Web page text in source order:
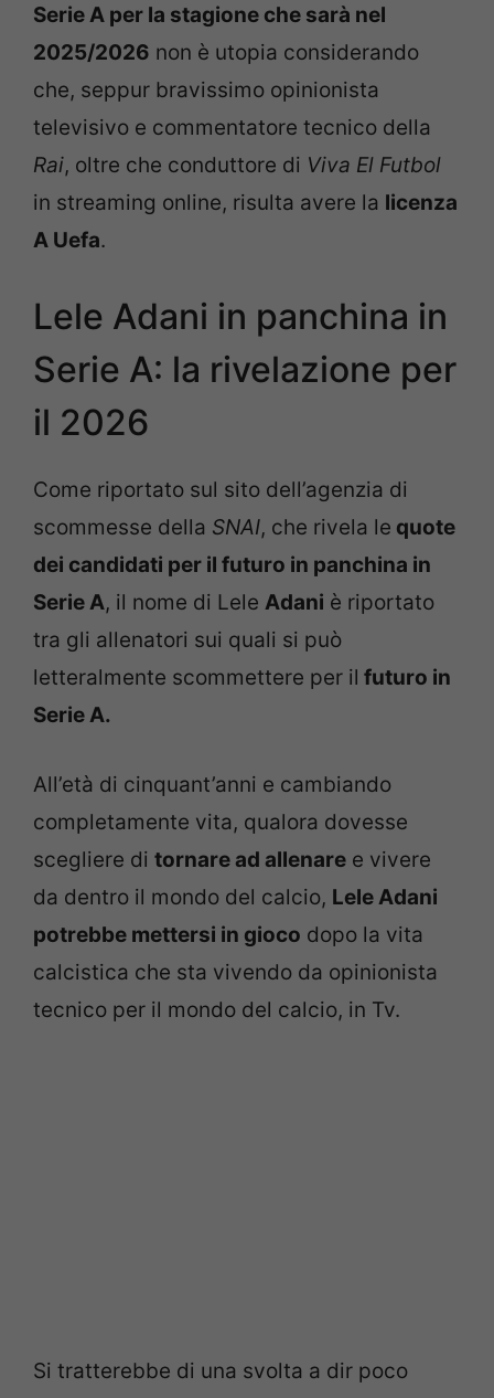
Serie A per la stagione che sarà nel
2025/2026 non è utopia considerando
che, seppur bravissimo opinionista
televisivo e commentatore tecnico della
Rai, oltre che conduttore di Viva El Futbol
in streaming online, risulta avere la licenza
A Uefa.
Lele Adani in panchina in
Serie A: la rivelazione per
il 2026
Come riportato sul sito dell’agenzia di
scommesse della SNAI, che rivela le quote
dei candidati per il futuro in panchina in
Serie A, il nome di Lele Adani è riportato
tra gli allenatori sui quali si può
letteralmente scommettere per il futuro in
Serie A.
All’età di cinquant’anni e cambiando
completamente vita, qualora dovesse
scegliere di tornare ad allenare e vivere
da dentro il mondo del calcio, Lele Adani
potrebbe mettersi in gioco dopo la vita
calcistica che sta vivendo da opinionista
tecnico per il mondo del calcio, in Tv.
Si tratterebbe di una svolta a dir poco